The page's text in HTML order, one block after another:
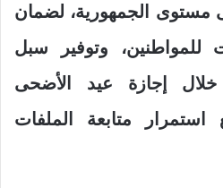
مستوى الجمهورية، لضمان
للمواطنين، وتوفير سبل
خلال إجازة عيد الأضحى
استمرار متابعة الملفات